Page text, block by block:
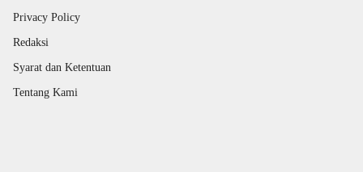
Privacy Policy
Redaksi
Syarat dan Ketentuan
Tentang Kami